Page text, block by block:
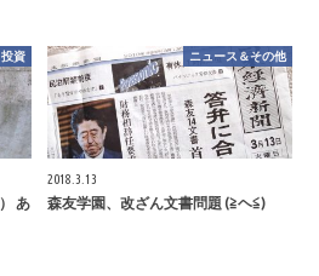
資
あ
ニュース＆その他
2018.3.13
森友学園、改ざん文書問題 (≧ヘ≦)